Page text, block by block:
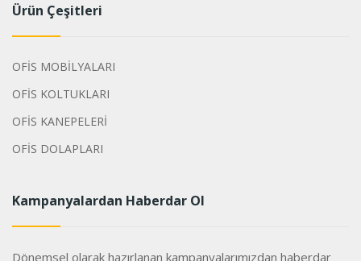
Ürün Çeşitleri
OFİS MOBİLYALARI
OFİS KOLTUKLARI
OFİS KANEPELERİ
OFİS DOLAPLARI
Kampanyalardan Haberdar Ol
Dönemsel olarak hazırlanan kampanyalarımızdan haberdar